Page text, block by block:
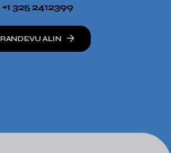
+1 325 2412399
RANDEVU ALIN